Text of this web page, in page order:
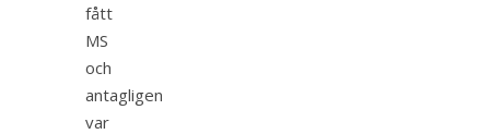
fått
MS
och
antagligen
var